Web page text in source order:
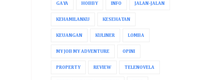
GAYA HOBBY INFO JALAN-JALAN
KEHAMILANKU KESEHATAN
KEUANGAN KULINER LOMBA
MY JOB MY ADVENTURE OPINI
PROPERTY REVIEW TELENOVELA